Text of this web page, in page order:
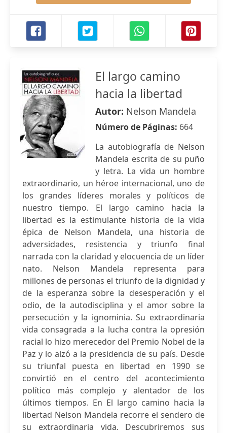
El largo camino
hacia la libertad
Autor: Nelson Mandela
Número de Páginas: 664
La autobiografía de Nelson
Mandela escrita de su puño
y letra. La vida un hombre
extraordinario, un héroe internacional, uno de
los grandes líderes morales y políticos de
nuestro tiempo. El largo camino hacia la
libertad es la estimulante historia de la vida
épica de Nelson Mandela, una historia de
adversidades, resistencia y triunfo final
narrada con la claridad y elocuencia de un líder
nato. Nelson Mandela representa para
millones de personas el triunfo de la dignidad y
de la esperanza sobre la desesperación y el
odio, de la autodisciplina y el amor sobre la
persecución y la ignominia. Su extraordinaria
vida consagrada a la lucha contra la opresión
racial lo hizo merecedor del Premio Nobel de la
Paz y lo alzó a la presidencia de su país. Desde
su triunfal puesta en libertad en 1990 se
convirtió en el centro del acontecimiento
político más complejo y alentador de los
últimos tiempos. En El largo camino hacia la
libertad Nelson Mandela recorre el sendero de
su extraordinaria vida. Descubriremos sus